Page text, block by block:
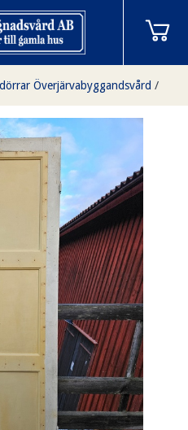
Överjärvabyggandsvård /
finns i Överjärva